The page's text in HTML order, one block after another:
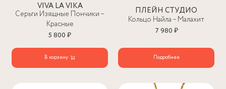
VIVA LA VIKA
Серьги Изящные Пончики –
Красные
5 800 ₽
В корзину
ПЛЕЙН СТУДИО
Кольцо Найла – Малахит
7 980 ₽
Подробнее